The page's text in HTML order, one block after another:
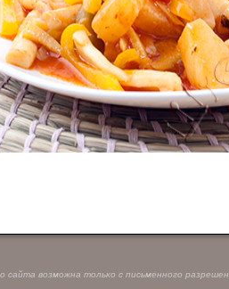
возможна только с письменного